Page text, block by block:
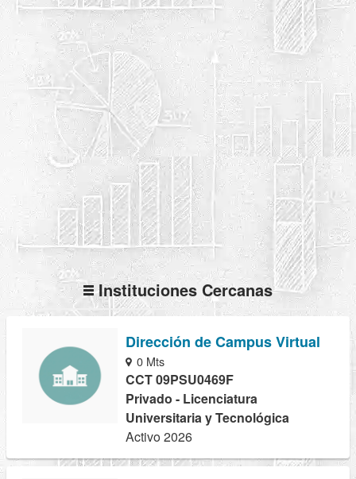
Instituciones Cercanas
Dirección de Campus Virtual
0 Mts
CCT 09PSU0469F
Privado - Licenciatura
Universitaria y Tecnológica
Activo 2026